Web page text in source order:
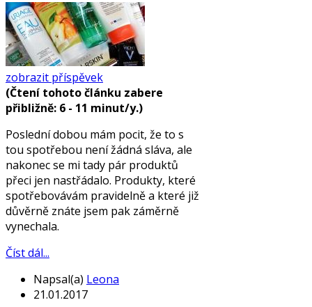
zobrazit příspěvek
(Čtení tohoto článku zabere
přibližně: 6 - 11 minut/y.)
Poslední dobou mám pocit, že to s
tou spotřebou není žádná sláva, ale
nakonec se mi tady pár produktů
přeci jen nastřádalo. Produkty, které
spotřebovávám pravidelně a které již
důvěrně znáte jsem pak záměrně
vynechala.
Číst dál...
Napsal(a) Leona
21.01.2017